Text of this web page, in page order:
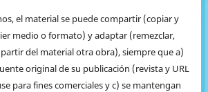
el material se puede compartir (copiar y
medio o formato) y adaptar (remezclar,
del material otra obra), siempre que a)
original de su publicación (revista y URL
para fines comerciales y c) se mantengan